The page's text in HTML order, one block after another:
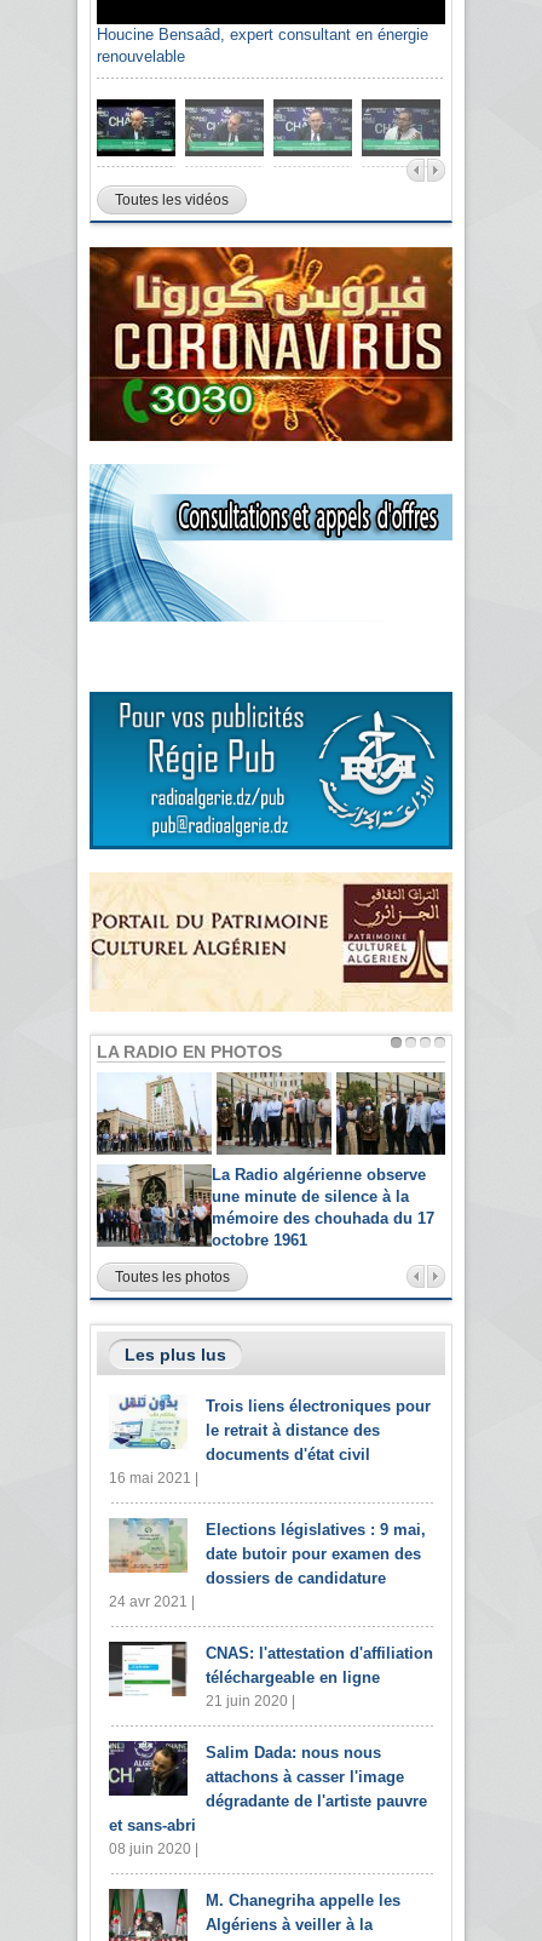
Houcine Bensaâd, expert consultant en énergie
renouvelable
Toutes les vidéos
LA RADIO EN PHOTOS
La Radio algérienne observe
une minute de silence à la
mémoire des chouhada du 17
octobre 1961
Toutes les photos
Les plus lus
Trois liens électroniques pour
le retrait à distance des
documents d'état civil
16 mai 2021 |
Elections législatives : 9 mai,
date butoir pour examen des
dossiers de candidature
24 avr 2021 |
CNAS: l'attestation d'affiliation
téléchargeable en ligne
21 juin 2020 |
Salim Dada: nous nous
attachons à casser l'image
dégradante de l'artiste pauvre
et sans-abri
08 juin 2020 |
M. Chanegriha appelle les
Algériens à veiller à la